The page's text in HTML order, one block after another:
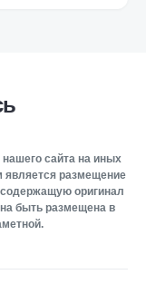
сайта на иных
является размещение
содержащую оригинал
быть размещена в